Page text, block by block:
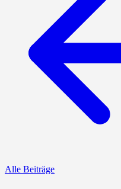
Alle Beiträge